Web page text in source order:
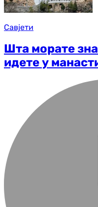
Савјети
Шта морате
идете у